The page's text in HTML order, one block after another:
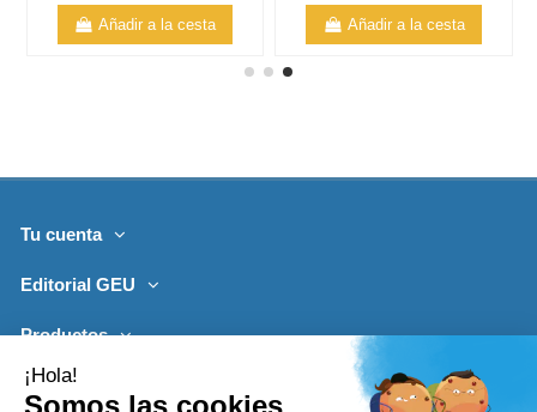
Añadir a la cesta Añadir a la cesta
Tu cuenta
Editorial GEU
Productos
Lo más leído